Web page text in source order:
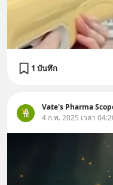
1 บันทึก
Vate's Pharma
4 ก.พ. 2025 เวลา